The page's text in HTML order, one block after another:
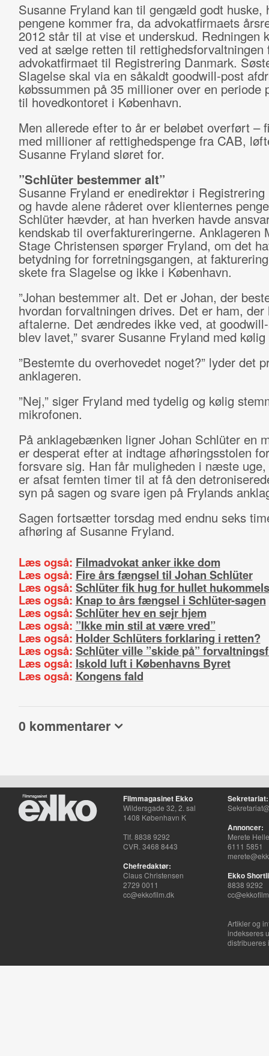
Susanne Fryland kan til gengæld godt huske,
pengene kommer fra, da advokatfirmaets
2012 står til at vise et underskud. Redningen
ved at sælge retten til rettighedsforvaltningen
advokatfirmaet til Registrering Danmark.
Slagelse skal via en såkaldt goodwill-post
købssummen på 35 millioner over en periode
til hovedkontoret i København.
Men allerede efter to år er beløbet overført –
med millioner af rettighedspenge fra CAB,
Susanne Fryland sløret for.
”Schlüter bestemmer alt”
Susanne Fryland er enedirektør i Registrering
og havde alene råderet over klienternes
Schlüter hævder, at han hverken havde
kendskab til overfaktureringerne. Anklageren
Stage Christensen spørger Fryland, om det
betydning for forretningsgangen, at
skete fra Slagelse og ikke i København.
”Johan bestemmer alt. Det er Johan, der
hvordan forvaltningen drives. Det er ham, der
aftalerne. Det ændredes ikke ved, at
blev lavet,” svarer Susanne Fryland med
”Bestemte du overhovedet noget?” lyder det
anklageren.
”Nej,” siger Fryland med tydelig og kølig
mikrofonen.
På anklagebænken ligner Johan Schlüter en
er desperat efter at indtage afhøringsstolen
forsvare sig. Han får muligheden i næste uge,
er afsat femten timer til at få den
syn på sagen og svare igen på Frylands
Sagen fortsætter torsdag med endnu seks
afhøring af Susanne Fryland.
Læs også: Filmadvokat anker ikke dom
Læs også: Fire års fængsel til Johan Schlüter
Læs også: Schlüter fik hug for hullet
Læs også: Knap to års fængsel i Schlüter-sagen
Læs også: Schlüter hev en sejr hjem
Læs også: ”Ikke min stil at være vred”
Læs også: Holder Schlüters forklaring i retten?
Læs også: Schlüter ville ”skide på”
Læs også: Iskold luft i Københavns Byret
Læs også: Kongens fald
0 kommentarer
Filmmagasinet Ekko
Wildersgade 32, 2. sal
1408 København K
Tlf. 8838 9292
CVR. 3468 8443
Chefredaktør:
Claus Christensen
2729 0011
cc@ekkofilm.dk
Sekretariat:
Annoncer:
Merete
6111 5851
Ekko
8838 9292
Artikler og
indekseres
distribueres